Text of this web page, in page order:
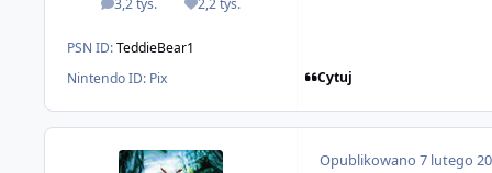
3,2 tys.
odpowiedzi2,2 tys.
Reputacja
PSN ID:TeddieBear1
Nintendo ID: Pix Cytuj
Opublikowano7 lutego